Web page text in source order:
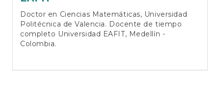
Doctor en Ciencias Matemáticas, Universidad
Politécnica de Valencia. Docente de tiempo
completo Universidad EAFIT, Medellín -
Colombia.